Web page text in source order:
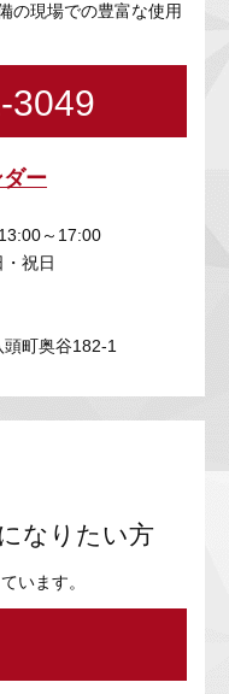
の現場での豊富な使用
3049
ー
～17:00
祝日
町奥谷182-1
なりたい方
います。